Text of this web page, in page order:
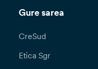
Gure sarea
CreSud
Etica Sgr